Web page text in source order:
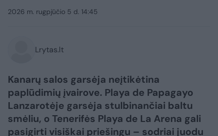
2026 m. rugpjūčio 5 d. 14:45
Lrytas.lt
Kanarų salos garsėja neįtikėtina
paplūdimių įvairove. Playa de Papagayo
Lanzarotėje garsėja stulbinančiai baltu
smėliu, o Tenerifės Playa de La Arena gali
pasigirti visiškai priešingu – sodriai juodu